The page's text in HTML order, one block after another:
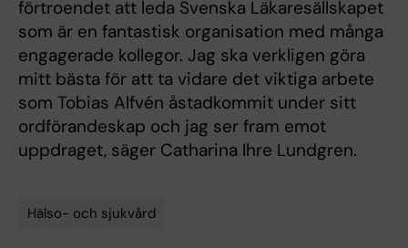
förtroendet att leda Svenska Läkaresällskapet
som är en fantastisk organisation med många
engagerade kollegor. Jag ska verkligen göra
mitt bästa för att ta vidare det viktiga arbete
som Tobias Alfvén åstadkommit under sitt
ordförandeskap och jag ser fram emot
uppdraget, säger Catharina Ihre Lundgren.
Hälso- och sjukvård